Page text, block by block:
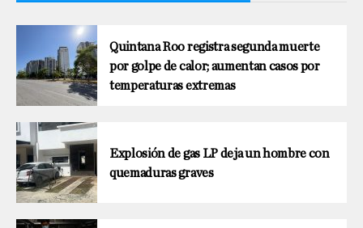
Quintana Roo registra segunda muerte
por golpe de calor; aumentan casos por
temperaturas extremas
Explosión de gas LP deja un hombre con
quemaduras graves